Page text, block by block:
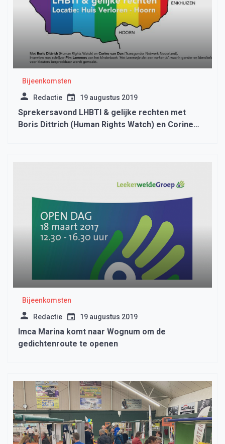
Bijeenkomsten
Redactie 19 augustus 2019
Sprekersavond LHBTI & gelijke rechten met
Boris Dittrich (Human Rights Watch) en Corine
Bijeenkomsten
Redactie 19 augustus 2019
Imca Marina komt naar Wognum om de
gedichtenroute te openen